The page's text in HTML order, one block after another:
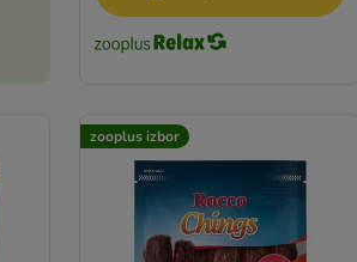
zooplus izbor